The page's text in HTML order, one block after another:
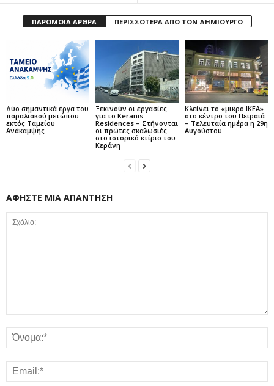
ΠΑΡΟΜΟΙΑ ΑΡΘΡΑ ΠΕΡΙΣΣΟΤΕΡΑ ΑΠΟ ΤΟΝ ΔΗΜΙΟΥΡΓΟ
Δύο σημαντικά έργα του
παραλιακού μετώπου
εκτός Ταμείου
Ανάκαμψης
Ξεκινούν οι εργασίες
για το Keranis
Residences – Στήνονται
οι πρώτες σκαλωσιές
στο ιστορικό κτίριο του
Κεράνη
Κλείνει το «μικρό IKEA»
στο κέντρο του Πειραιά
– Τελευταία ημέρα η 29η
Αυγούστου
ΑΦΗΣΤΕ ΜΙΑ ΑΠΑΝΤΗΣΗ